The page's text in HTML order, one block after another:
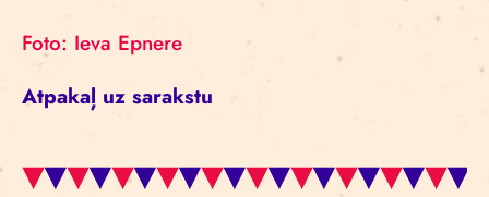
Foto: Ieva Epnere
Atpakaļ uz sarakstu